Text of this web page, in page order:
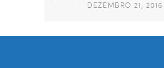
DEZEMBRO 21, 2016